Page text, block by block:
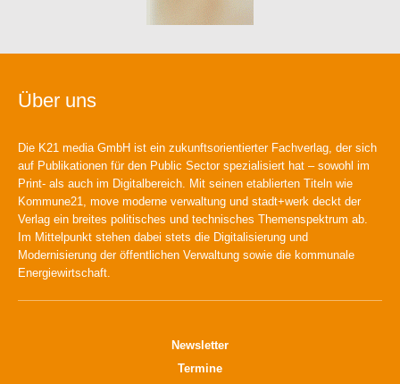
Über uns
Die K21 media GmbH ist ein zukunftsorientierter Fachverlag, der sich
auf Publikationen für den Public Sector spezialisiert hat – sowohl im
Print- als auch im Digitalbereich. Mit seinen etablierten Titeln wie
Kommune21, move moderne verwaltung und stadt+werk deckt der
Verlag ein breites politisches und technisches Themenspektrum ab.
Im Mittelpunkt stehen dabei stets die Digitalisierung und
Modernisierung der öffentlichen Verwaltung sowie die kommunale
Energiewirtschaft.
Newsletter
Termine